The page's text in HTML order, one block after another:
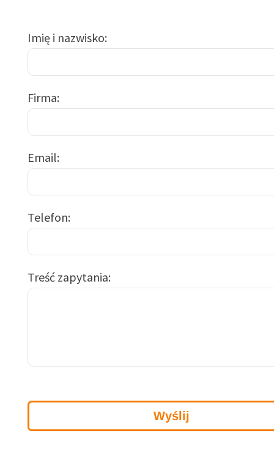
Imię i nazwisko
Firma
Email
Telefon
Treść zapytania